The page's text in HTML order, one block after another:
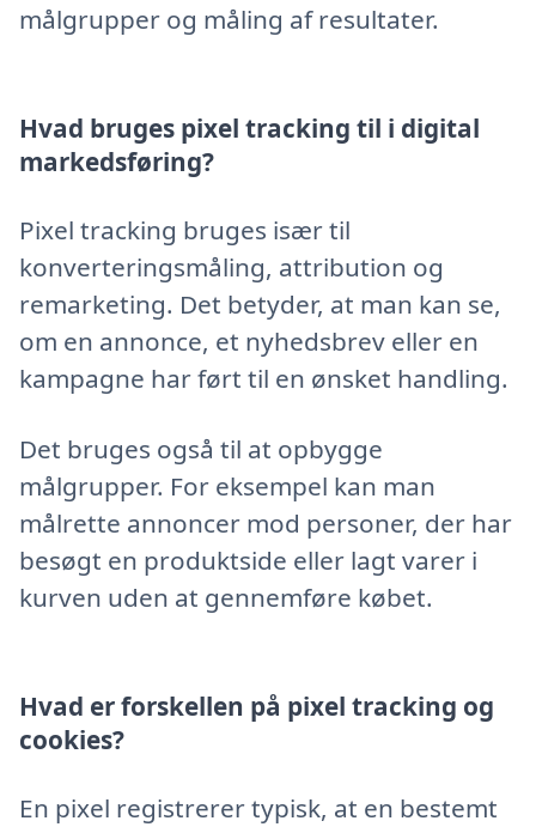
målgrupper og måling af resultater.
Hvad bruges pixel tracking til i digital
markedsføring?
Pixel tracking bruges især til
konverteringsmåling, attribution og
remarketing. Det betyder, at man kan se,
om en annonce, et nyhedsbrev eller en
kampagne har ført til en ønsket handling.
Det bruges også til at opbygge
målgrupper. For eksempel kan man
målrette annoncer mod personer, der har
besøgt en produktside eller lagt varer i
kurven uden at gennemføre købet.
Hvad er forskellen på pixel tracking og
cookies?
En pixel registrerer typisk, at en bestemt